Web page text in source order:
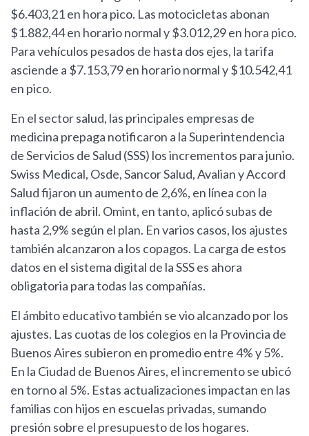
$6.403,21 en hora pico. Las motocicletas abonan
$1.882,44 en horario normal y $3.012,29 en hora pico.
Para vehículos pesados de hasta dos ejes, la tarifa
asciende a $7.153,79 en horario normal y $10.542,41
en pico.
En el sector salud, las principales empresas de
medicina prepaga notificaron a la Superintendencia
de Servicios de Salud (SSS) los incrementos para junio.
Swiss Medical, Osde, Sancor Salud, Avalian y Accord
Salud fijaron un aumento de 2,6%, en línea con la
inflación de abril. Omint, en tanto, aplicó subas de
hasta 2,9% según el plan. En varios casos, los ajustes
también alcanzaron a los copagos. La carga de estos
datos en el sistema digital de la SSS es ahora
obligatoria para todas las compañías.
El ámbito educativo también se vio alcanzado por los
ajustes. Las cuotas de los colegios en la Provincia de
Buenos Aires subieron en promedio entre 4% y 5%.
En la Ciudad de Buenos Aires, el incremento se ubicó
en torno al 5%. Estas actualizaciones impactan en las
familias con hijos en escuelas privadas, sumando
presión sobre el presupuesto de los hogares.